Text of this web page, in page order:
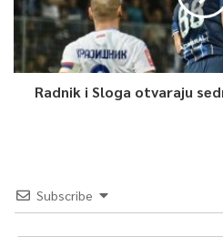
Radnik i Sloga otvaraju
Subscribe